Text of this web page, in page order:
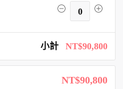
0
小計 NT$90,800
NT$90,800